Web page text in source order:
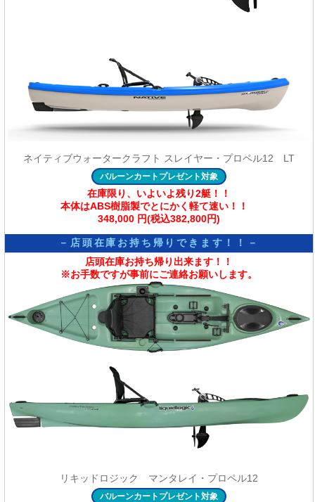
ネイティブウォータークラフト スレイヤー・プロペル12 LT
バルーンカートプレゼント対象
在庫限り、 いよいよ残り2艇！！
本体はABS樹脂製でとにかく軽て速い！！
348,000 円(税込382,800円)
－店頭在庫お持ち帰りできます！！－
店頭在庫お持ち帰り出来ます！！
※お手数ですが事前にご連絡お願いします。
リキッドロジック マンタレイ・プロペル12
バルーンカートプレゼント対象